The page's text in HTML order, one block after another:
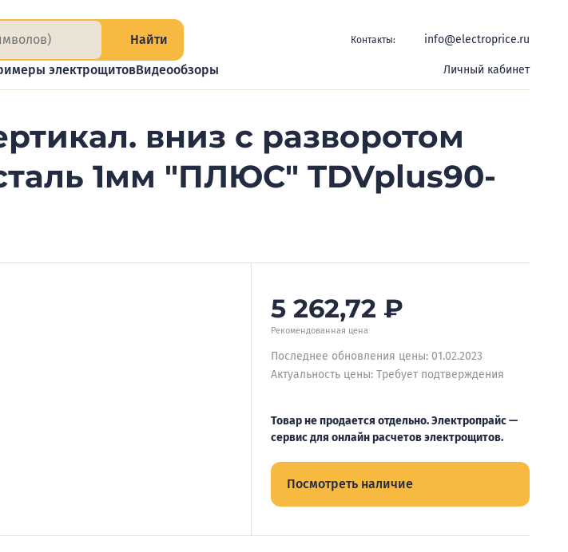
Найти Контакты: info@electroprice.ru
электрощитовВидеообзоры Личный кабинет
вниз с разворотом
1мм "ПЛЮС" TDVplus90-
5 262,72 ₽
Рекомендованная цена
Последнее обновления цены: 01.02.2023
Актуальность цены: Требует подтверждения
Товар не продается отдельно. Электропрайс —
сервис для онлайн расчетов электрощитов.
Посмотреть наличие